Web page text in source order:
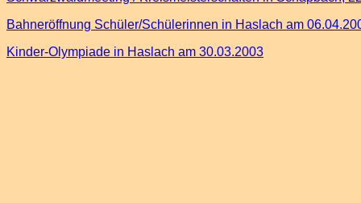
Bahneröffnung Schüler/Schülerinnen in Haslach am
Kinder-Olympiade in Haslach am 30.03.2003